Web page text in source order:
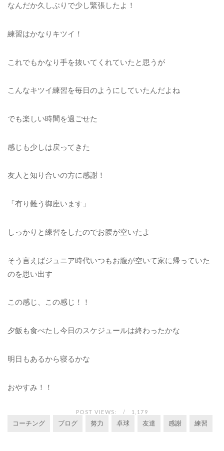
なんだか久しぶりで少し緊張したよ！
練習はかなりキツイ！
これでもかなり手を抜いてくれていたと思うが
こんなキツイ練習を毎日のようにしていたんだよね
でも楽しい時間を過ごせた
感じも少しは戻ってきた
友人と知り合いの方に感謝！
「有り難う御座います」
しっかりと練習をしたのでお腹が空いたよ
そう言えばジュニア時代いつもお腹が空いて家に帰っていた
のを思い出す
この感じ、この感じ！！
夕飯も食べたし今日のスケジュールは終わったかな
明日もあるから寝るかな
おやすみ！！
POST VIEWS: 1,179
コーチング ブログ 努力 卓球 友達 感謝 練習